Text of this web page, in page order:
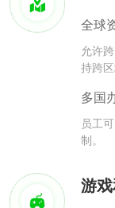
全球
允许
持跨区
多国
员工
制。
游